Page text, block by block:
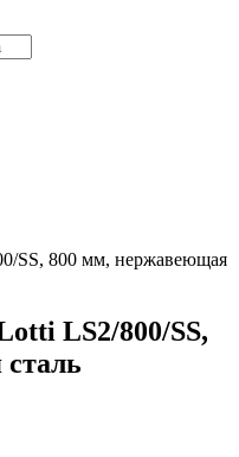
SS, 800 мм, нержавеющая
LS2/800/SS,